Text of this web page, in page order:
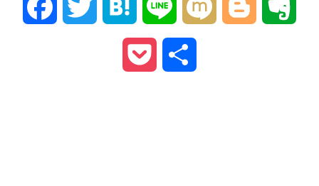
Facebook Twitter Hatena Line Mixi Blogger
Pocket